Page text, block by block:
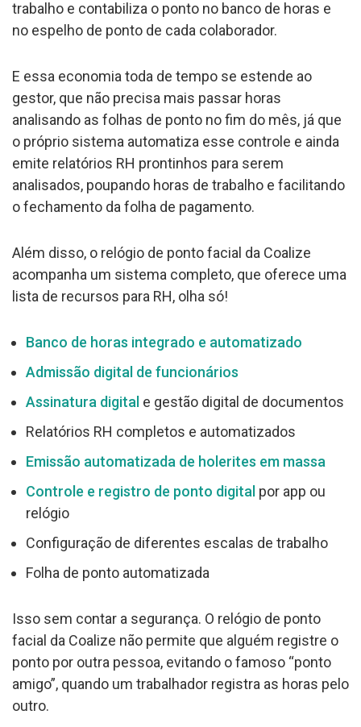
trabalho e contabiliza o ponto no banco de horas e
no espelho de ponto de cada colaborador.
E essa economia toda de tempo se estende ao
gestor, que não precisa mais passar horas
analisando as folhas de ponto no fim do mês, já que
o próprio sistema automatiza esse controle e ainda
emite relatórios RH prontinhos para serem
analisados, poupando horas de trabalho e facilitando
o fechamento da folha de pagamento.
Além disso, o relógio de ponto facial da Coalize
acompanha um sistema completo, que oferece uma
lista de recursos para RH, olha só!
Banco de horas integrado e automatizado
Admissão digital de funcionários
Assinatura digital e gestão digital de documentos
Relatórios RH completos e automatizados
Emissão automatizada de holerites em massa
Controle e registro de ponto digital por app ou
relógio
Configuração de diferentes escalas de trabalho
Folha de ponto automatizada
Isso sem contar a segurança. O relógio de ponto
facial da Coalize não permite que alguém registre o
ponto por outra pessoa, evitando o famoso “ponto
amigo”, quando um trabalhador registra as horas pelo
outro.